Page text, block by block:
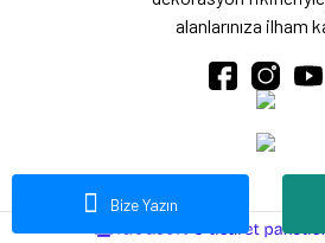
Bize Yazın
alanlarınıza ilham